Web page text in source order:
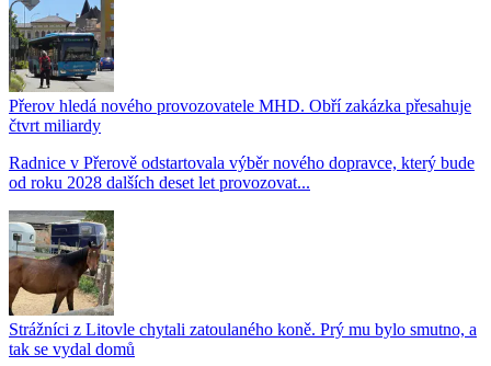
Přerov hledá nového provozovatele MHD. Obří zakázka přesahuje
čtvrt miliardy
Radnice v Přerově odstartovala výběr nového dopravce, který bude
od roku 2028 dalších deset let provozovat...
Strážníci z Litovle chytali zatoulaného koně. Prý mu bylo smutno, a
tak se vydal domů